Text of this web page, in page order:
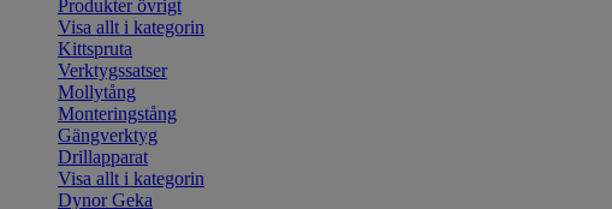
Produkter övrigt
Visa allt i kategorin
Kittspruta
Verktygssatser
Mollytång
Monteringstång
Gängverktyg
Drillapparat
Visa allt i kategorin
Dynor Geka